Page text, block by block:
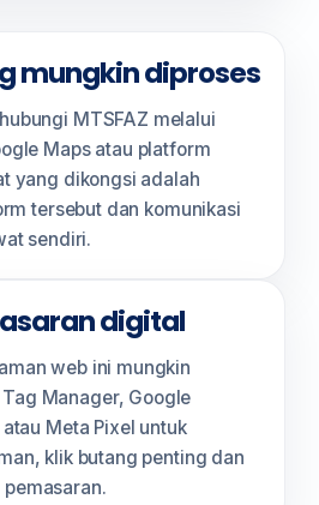
mungkin diproses
MTSFAZ melalui
Maps atau platform
yang dikongsi adalah
tersebut dan komunikasi
sendiri.
digital
web ini mungkin
Manager, Google
Meta Pixel untuk
klik butang penting dan